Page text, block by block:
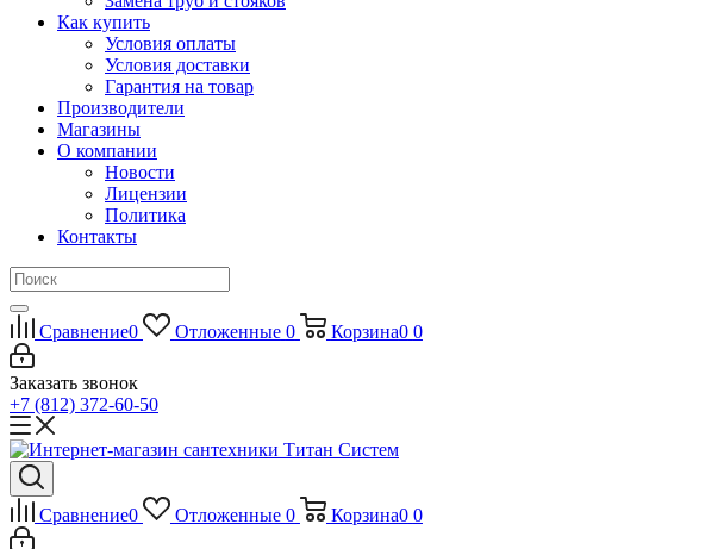
Как купить
Условия оплаты
Условия доставки
Гарантия на товар
Производители
Магазины
О компании
Новости
Лицензии
Политика
Контакты
Сравнение0 Отложенные 0 Корзина0 0
Заказать звонок
+7 (812) 372-60-50
Сравнение0 Отложенные 0 Корзина0 0